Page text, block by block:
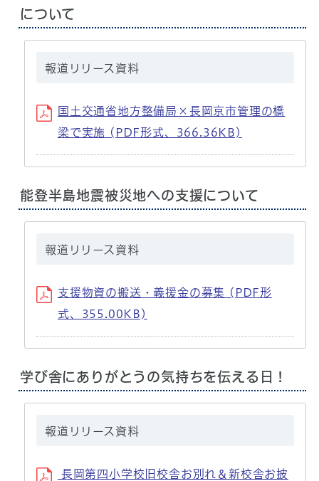
について
報道リリース資料
国土交通省地方整備局×長岡京市管理の橋
梁で実施 (PDF形式、366.36KB)
能登半島地震被災地への支援について
報道リリース資料
支援物資の搬送・義援金の募集 (PDF形
式、355.00KB)
学び舎にありがとうの気持ちを伝える日！
報道リリース資料
長岡第四小学校旧校舎お別れ＆新校舎お披